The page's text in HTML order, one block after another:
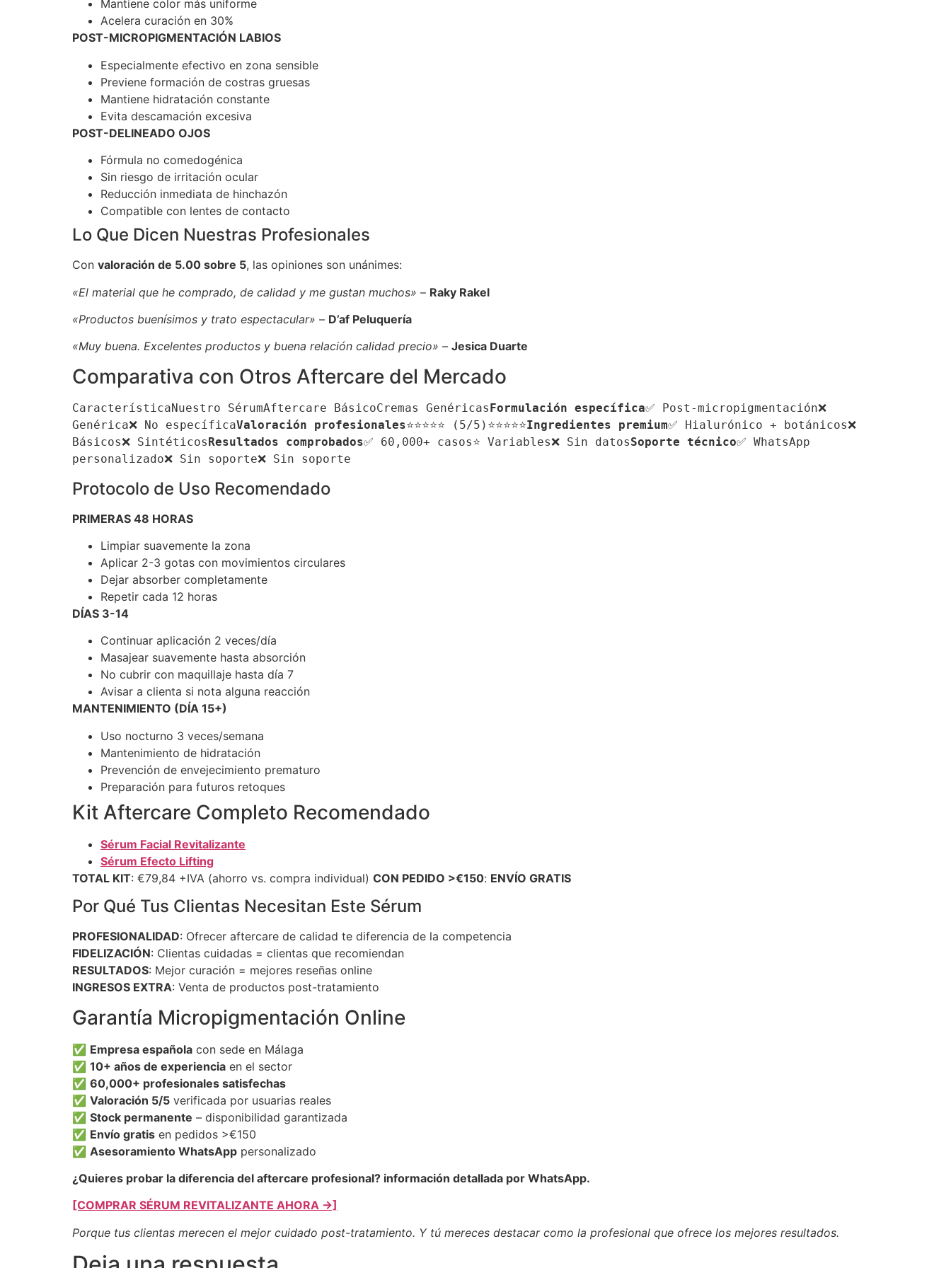
Mantiene color más uniforme
Acelera curación en 30%
POST-MICROPIGMENTACIÓN LABIOS
Especialmente efectivo en zona sensible
Previene formación de costras gruesas
Mantiene hidratación constante
Evita descamación excesiva
POST-DELINEADO OJOS
Fórmula no comedogénica
Sin riesgo de irritación ocular
Reducción inmediata de hinchazón
Compatible con lentes de contacto
Lo Que Dicen Nuestras Profesionales
Con valoración de 5.00 sobre 5, las opiniones son unánimes:
«El material que he comprado, de calidad y me gustan muchos» – Raky Rakel
«Productos buenísimos y trato espectacular» – D’af Peluquería
«Muy buena. Excelentes productos y buena relación calidad precio» – Jesica Duarte
Comparativa con Otros Aftercare del Mercado
CaracterísticaNuestro SérumAftercare BásicoCremas GenéricasFormulación específica✅ Post-micropigmentación❌
Genérica❌ No específicaValoración profesionales⭐⭐⭐⭐⭐ (5/5)⭐⭐⭐⭐⭐Ingredientes premium✅ Hialurónico + botánicos❌
Básicos❌ SintéticosResultados comprobados✅ 60,000+ casos⭐ Variables❌ Sin datosSoporte técnico✅ WhatsApp
personalizado❌ Sin soporte❌ Sin soporte
Protocolo de Uso Recomendado
PRIMERAS 48 HORAS
Limpiar suavemente la zona
Aplicar 2-3 gotas con movimientos circulares
Dejar absorber completamente
Repetir cada 12 horas
DÍAS 3-14
Continuar aplicación 2 veces/día
Masajear suavemente hasta absorción
No cubrir con maquillaje hasta día 7
Avisar a clienta si nota alguna reacción
MANTENIMIENTO (DÍA 15+)
Uso nocturno 3 veces/semana
Mantenimiento de hidratación
Prevención de envejecimiento prematuro
Preparación para futuros retoques
Kit Aftercare Completo Recomendado
Sérum Facial Revitalizante
Sérum Efecto Lifting
TOTAL KIT: €79,84 +IVA (ahorro vs. compra individual) CON PEDIDO >€150: ENVÍO GRATIS
Por Qué Tus Clientas Necesitan Este Sérum
PROFESIONALIDAD: Ofrecer aftercare de calidad te diferencia de la competencia
FIDELIZACIÓN: Clientas cuidadas = clientas que recomiendan
RESULTADOS: Mejor curación = mejores reseñas online
INGRESOS EXTRA: Venta de productos post-tratamiento
Garantía Micropigmentación Online
✅ Empresa española con sede en Málaga
✅ 10+ años de experiencia en el sector
✅ 60,000+ profesionales satisfechas
✅ Valoración 5/5 verificada por usuarias reales
✅ Stock permanente – disponibilidad garantizada
✅ Envío gratis en pedidos >€150
✅ Asesoramiento WhatsApp personalizado
¿Quieres probar la diferencia del aftercare profesional? información detallada por WhatsApp.
[COMPRAR SÉRUM REVITALIZANTE AHORA →]
Porque tus clientas merecen el mejor cuidado post-tratamiento. Y tú mereces destacar como la profesional que ofrece los mejores resultados.